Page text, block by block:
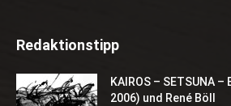
Redaktionstipp
KAIROS – SETSUNA
2006) und René Böll